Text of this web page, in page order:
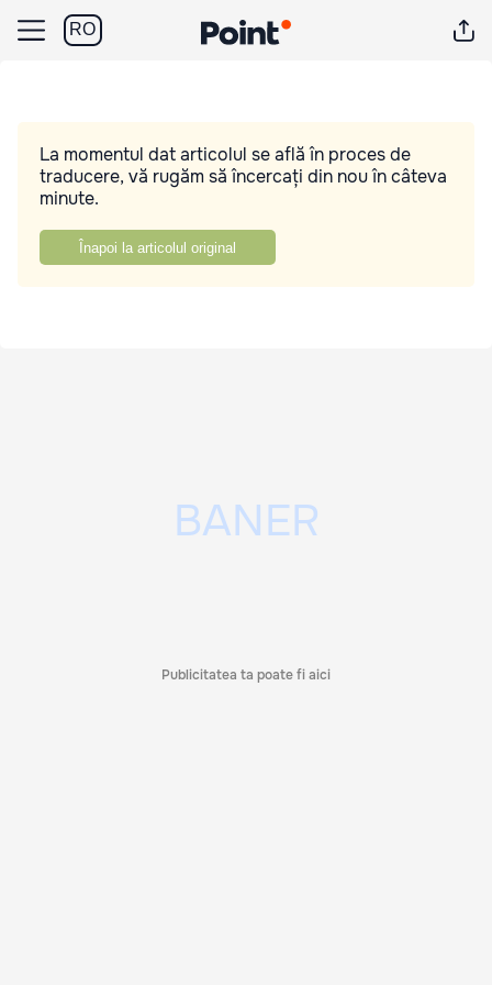
RO
La momentul dat articolul se află în proces de
traducere, vă rugăm să încercați din nou în câteva
minute.
Înapoi la articolul original
Publicitatea ta poate fi aici